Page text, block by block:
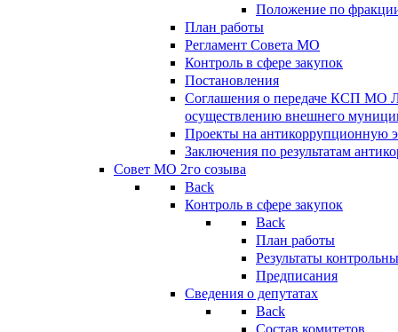
Положение по
План работы
Регламент Совета МО
Контроль в сфере закупок
Постановления
Соглашения о передаче КСП МО
осуществлению внешнего
Проекты на антикоррупционную
Заключения по результатам
Совет МО 2го созыва
Back
Контроль в сфере закупок
Back
План работы
Результаты
Предписания
Сведения о депутатах
Back
Состав комитетов